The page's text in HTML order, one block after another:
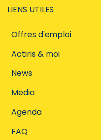
LIENS UTILES
Offres d'emploi
Actiris & moi
News
Media
Agenda
FAQ